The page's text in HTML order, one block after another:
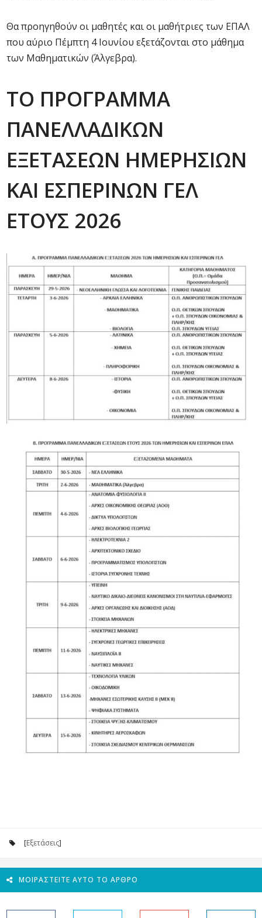
Θα προηγηθούν οι μαθητές και οι μαθήτριες των ΕΠΑΛ
που αύριο Πέμπτη 4 Ιουνίου εξετάζονται στο μάθημα
των Μαθηματικών (Άλγεβρα).
ΤΟ ΠΡΟΓΡΑΜΜΑ
ΠΑΝΕΛΛΑΔΙΚΩΝ
ΕΞΕΤΑΣΕΩΝ ΗΜΕΡΗΣΙΩΝ
ΚΑΙ ΕΣΠΕΡΙΝΩΝ ΓΕΛ
ΕΤΟΥΣ 2026
[Εξετάσεις]
ΜΟΙΡΑΣΤΕΊΤΕ ΑΥΤΌ ΤΟ ΆΡΘΡΟ